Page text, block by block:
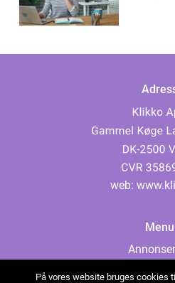
web:
Menu
På vores website bruges cookies